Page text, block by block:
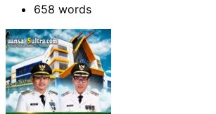
658 words